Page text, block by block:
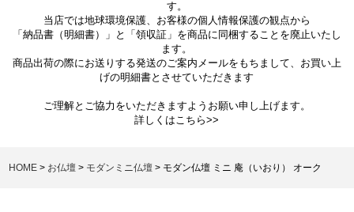
す。
当店では地球環境保護、お客様の個人情報保護の観点から
「納品書（明細書）」と「領収証」を商品に同梱することを廃止いたし
ます。
商品出荷の際にお送りする発送のご案内メールをもちまして、お買い上
げの明細書とさせていただきます
ご理解とご協力をいただきますようお願い申し上げます。
詳しくはこちら>>
HOME お仏壇 モダンミニ仏壇 モダン仏壇 ミニ 庵（いおり） オーク